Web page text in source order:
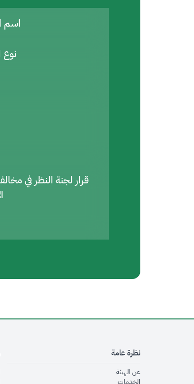
اسم
نوع
قرار لجنة النظر في
نظرة عامة
عن الهيئةopens in new window
الخدماتopens in new window